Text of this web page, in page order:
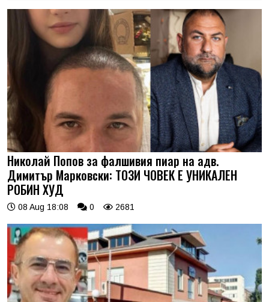
Николай Попов за фалшивия пиар на адв.
Димитър Марковски: ТОЗИ ЧОВЕК Е УНИКАЛЕН
РОБИН ХУД
08 Aug 18:08 0 2681